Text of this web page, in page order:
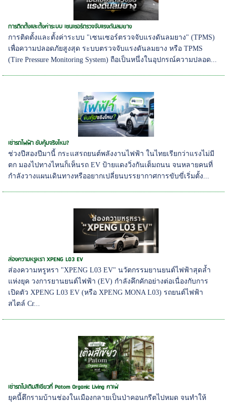
การติดตั้งและตั้งค่าระบบ เซนเซอร์ตรวจจับแรงดันลมยาง
การติดตั้งและตั้งค่าระบบ "เซนเซอร์ตรวจจับแรงดันลมยาง" (TPMS)
เพื่อความปลอดภัยสูงสุด ระบบตรวจจับแรงดันลมยาง หรือ TPMS
(Tire Pressure Monitoring System) ถือเป็นหนึ่งในอุปกรณ์ความปลอด...
เช่ารถไฟฟ้า ขับคุ้มจริงไหม?
ช่วงปีสองปีมานี้ กระแสรถยนต์พลังงานไฟฟ้า ในไทยเรียกว่าแรงไม่มี
ตก มองไปทางไหนก็เห็นรถ EV ป้ายแดงวิ่งกันเต็มถนน จนหลายคนที่
กำลังวางแผนเดินทางหรืออยากเปลี่ยนบรรยากาศการขับขี่เริ่มตั้ง...
ส่องความหรูหรา XPENG L03 EV
ส่องความหรูหรา "XPENG L03 EV" นวัตกรรมยานยนต์ไฟฟ้าสุดล้ำ
แห่งยุค วงการยานยนต์ไฟฟ้า (EV) กำลังคึกคักอย่างต่อเนื่องกับการ
เปิดตัว XPENG L03 EV (หรือ XPENG MONA L03) รถยนต์ไฟฟ้า
สไตล์ Cr...
เช่ารถไปเติมสีเขียวที่ Patom Organic Living คาเฟ่
ยุคนี้ตึกรามบ้านช่องในเมืองกลายเป็นป่าคอนกรีตไปหมด จนทำให้